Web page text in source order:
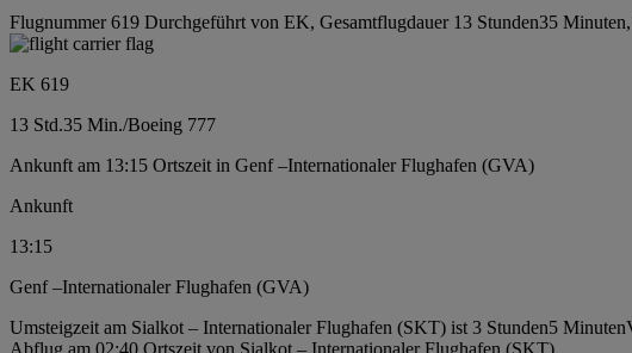
Flugnummer 619 Durchgeführt von EK, Gesamtflugdauer 13 Stunden35
EK 619
13 Std.35 Min./Boeing 777
Ankunft am 13:15 Ortszeit in Genf –Internationaler Flughafen (GVA)
Ankunft
13:15
Genf –Internationaler Flughafen (GVA)
Umsteigzeit am Sialkot – Internationaler Flughafen (SKT) ist 3 Stunden5 Minuten
Abflug am 02:40 Ortszeit von Sialkot – Internationaler Flughafen (SKT)